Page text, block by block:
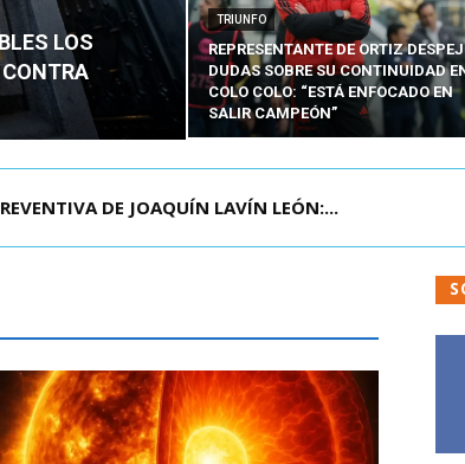
LOS
TRIUNFO
REPRESENTANTE DE ORTIZ
DUDAS SOBRE SU CONTINUIDAD
COLO COLO: “ESTÁ ENFOCADO EN
SALIR CAMPEÓN”
EL CRIMEN ORGANIZADO Y EL ...